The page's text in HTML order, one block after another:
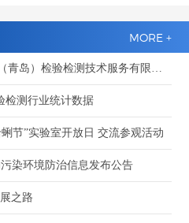
MORE +
世通国际认证与特灵顿图林根（青岛）检验检测技术服务有限公司深化合作洽谈 共拓检测认证国际化新赛道
检测行业统计数据
节”实验室开放日 交流参观活动
染环境防治信息发布公告
之路